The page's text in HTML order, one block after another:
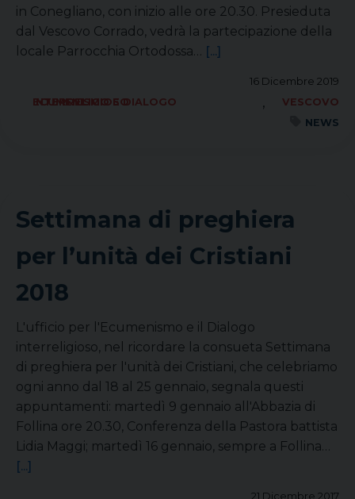
in Conegliano, con inizio alle ore 20.30. Presieduta
dal Vescovo Corrado, vedrà la partecipazione della
locale Parrocchia Ortodossa… [...]
16 Dicembre 2019
ECUMENISMO E DIALOGO INTERRELIGIOSO
,
VESCOVO
NEWS
Settimana di preghiera
per l’unità dei Cristiani
2018
L'ufficio per l'Ecumenismo e il Dialogo
interreligioso, nel ricordare la consueta Settimana
di preghiera per l'unità dei Cristiani, che celebriamo
ogni anno dal 18 al 25 gennaio, segnala questi
appuntamenti: martedì 9 gennaio all'Abbazia di
Follina ore 20.30, Conferenza della Pastora battista
Lidia Maggi; martedì 16 gennaio, sempre a Follina…
[...]
21 Dicembre 2017